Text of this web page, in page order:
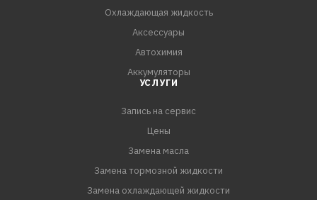
Охлаждающая жидкость
Аксессуары
Автохимия
Аккумуляторы
УСЛУГИ
Запись на сервис
Цены
Замена масла
Замена тормозной жидкости
Замена охлаждающей жидкости